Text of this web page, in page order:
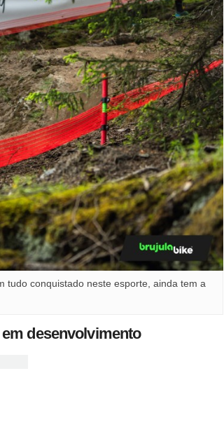
tudo conquistado neste esporte, ainda tem a
desenvolvimento